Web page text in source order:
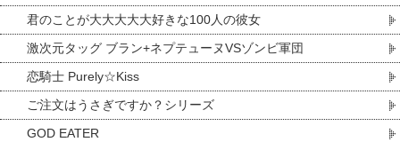
君のことが大大大大大好きな100人の彼女
激次元タッグ ブラン+ネプテューヌVSゾンビ軍団
恋騎士 Purely☆Kiss
ご注文はうさぎですか？シリーズ
GOD EATER